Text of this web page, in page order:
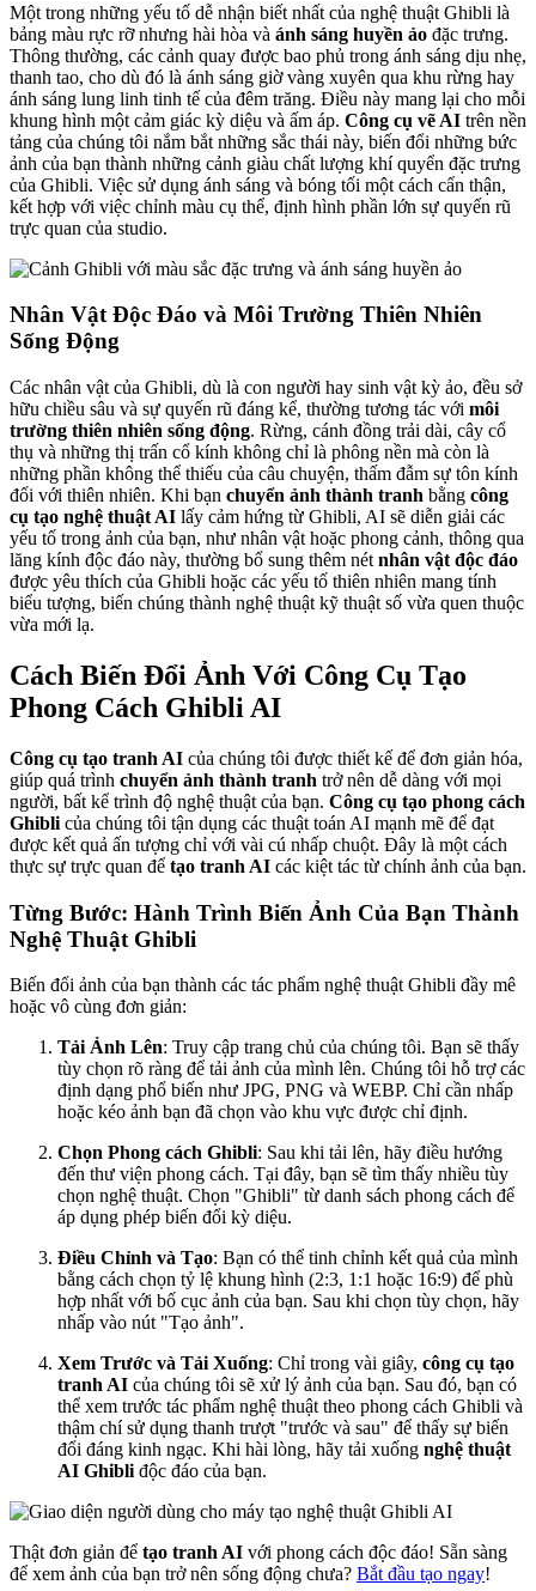
Một trong những yếu tố dễ nhận biết nhất của nghệ thuật Ghibli là
bảng màu rực rỡ nhưng hài hòa và ánh sáng huyền ảo đặc trưng.
Thông thường, các cảnh quay được bao phủ trong ánh sáng dịu nhẹ,
thanh tao, cho dù đó là ánh sáng giờ vàng xuyên qua khu rừng hay
ánh sáng lung linh tinh tế của đêm trăng. Điều này mang lại cho mỗi
khung hình một cảm giác kỳ diệu và ấm áp. Công cụ vẽ AI trên nền
tảng của chúng tôi nắm bắt những sắc thái này, biến đổi những bức
ảnh của bạn thành những cảnh giàu chất lượng khí quyển đặc trưng
của Ghibli. Việc sử dụng ánh sáng và bóng tối một cách cẩn thận,
kết hợp với việc chỉnh màu cụ thể, định hình phần lớn sự quyến rũ
trực quan của studio.
Nhân Vật Độc Đáo và Môi Trường Thiên Nhiên
Sống Động
Các nhân vật của Ghibli, dù là con người hay sinh vật kỳ ảo, đều sở
hữu chiều sâu và sự quyến rũ đáng kể, thường tương tác với môi
trường thiên nhiên sống động. Rừng, cánh đồng trải dài, cây cổ
thụ và những thị trấn cổ kính không chỉ là phông nền mà còn là
những phần không thể thiếu của câu chuyện, thấm đẫm sự tôn kính
đối với thiên nhiên. Khi bạn chuyển ảnh thành tranh bằng công
cụ tạo nghệ thuật AI lấy cảm hứng từ Ghibli, AI sẽ diễn giải các
yếu tố trong ảnh của bạn, như nhân vật hoặc phong cảnh, thông qua
lăng kính độc đáo này, thường bổ sung thêm nét nhân vật độc đáo
được yêu thích của Ghibli hoặc các yếu tố thiên nhiên mang tính
biểu tượng, biến chúng thành nghệ thuật kỹ thuật số vừa quen thuộc
vừa mới lạ.
Cách Biến Đổi Ảnh Với Công Cụ Tạo
Phong Cách Ghibli AI
Công cụ tạo tranh AI của chúng tôi được thiết kế để đơn giản hóa,
giúp quá trình chuyển ảnh thành tranh trở nên dễ dàng với mọi
người, bất kể trình độ nghệ thuật của bạn. Công cụ tạo phong cách
Ghibli của chúng tôi tận dụng các thuật toán AI mạnh mẽ để đạt
được kết quả ấn tượng chỉ với vài cú nhấp chuột. Đây là một cách
thực sự trực quan để tạo tranh AI các kiệt tác từ chính ảnh của bạn.
Từng Bước: Hành Trình Biến Ảnh Của Bạn Thành
Nghệ Thuật Ghibli
Biến đổi ảnh của bạn thành các tác phẩm nghệ thuật Ghibli đầy mê
hoặc vô cùng đơn giản:
Tải Ảnh Lên: Truy cập trang chủ của chúng tôi. Bạn sẽ thấy
tùy chọn rõ ràng để tải ảnh của mình lên. Chúng tôi hỗ trợ các
định dạng phổ biến như JPG, PNG và WEBP. Chỉ cần nhấp
hoặc kéo ảnh bạn đã chọn vào khu vực được chỉ định.
Chọn Phong cách Ghibli: Sau khi tải lên, hãy điều hướng
đến thư viện phong cách. Tại đây, bạn sẽ tìm thấy nhiều tùy
chọn nghệ thuật. Chọn "Ghibli" từ danh sách phong cách để
áp dụng phép biến đổi kỳ diệu.
Điều Chỉnh và Tạo: Bạn có thể tinh chỉnh kết quả của mình
bằng cách chọn tỷ lệ khung hình (2:3, 1:1 hoặc 16:9) để phù
hợp nhất với bố cục ảnh của bạn. Sau khi chọn tùy chọn, hãy
nhấp vào nút "Tạo ảnh".
Xem Trước và Tải Xuống: Chỉ trong vài giây, công cụ tạo
tranh AI của chúng tôi sẽ xử lý ảnh của bạn. Sau đó, bạn có
thể xem trước tác phẩm nghệ thuật theo phong cách Ghibli và
thậm chí sử dụng thanh trượt "trước và sau" để thấy sự biến
đổi đáng kinh ngạc. Khi hài lòng, hãy tải xuống nghệ thuật
AI Ghibli độc đáo của bạn.
Thật đơn giản để tạo tranh AI với phong cách độc đáo! Sẵn sàng
để xem ảnh của bạn trở nên sống động chưa? Bắt đầu tạo ngay!